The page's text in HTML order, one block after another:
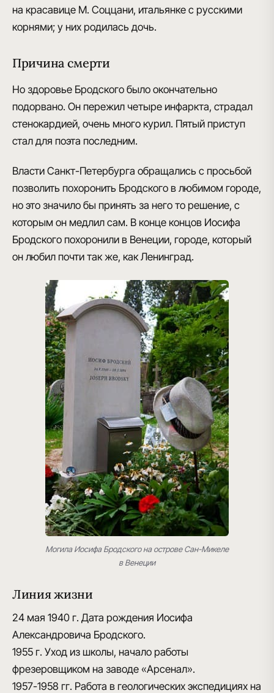
на красавице М. Соццани, итальянке с русскими
корнями; у них родилась дочь.
Причина смерти
Но здоровье Бродского было окончательно
подорвано. Он пережил четыре инфаркта, страдал
стенокардией, очень много курил. Пятый приступ
стал для поэта последним.
Власти Санкт-Петербурга обращались с просьбой
позволить похоронить Бродского в любимом городе,
но это значило бы принять за него то решение, с
которым он медлил сам. В конце концов Иосифа
Бродского похоронили в Венеции, городе, который
он любил почти так же, как Ленинград.
Могила Иосифа Бродского на острове Сан-Микеле
в Венеции
Линия жизни
24 мая 1940 г. Дата рождения Иосифа
Александровича Бродского.
1955 г. Уход из школы, начало работы
фрезеровщиком на заводе «Арсенал».
1957-1958 гг. Работа в геологических экспедициях на